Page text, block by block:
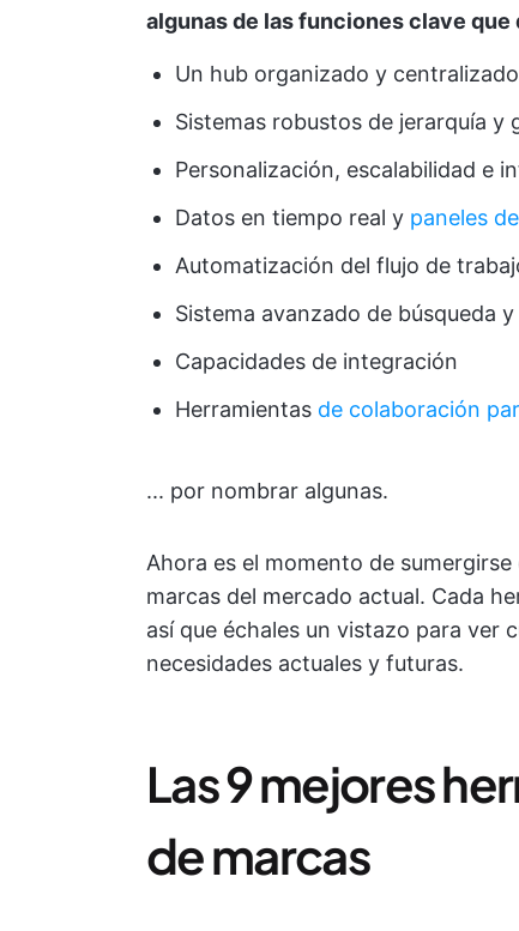
algunas de las funciones clave
Un hub organizado y
Sistemas robustos de jerarquía y
Personalización, escalabilidad e
Datos en tiempo real y paneles
Automatización del flujo de
Sistema avanzado de búsqueda
Capacidades de integración
Herramientas de colaboración
... por nombrar algunas.
Ahora es el momento de
marcas del mercado actual. Cada
así que échales un vistazo para ver
necesidades actuales y futuras.
Las 9 mejores
de marcas